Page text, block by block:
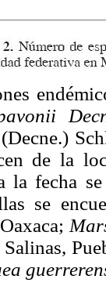
(Decne.)
de la
la fecha
se